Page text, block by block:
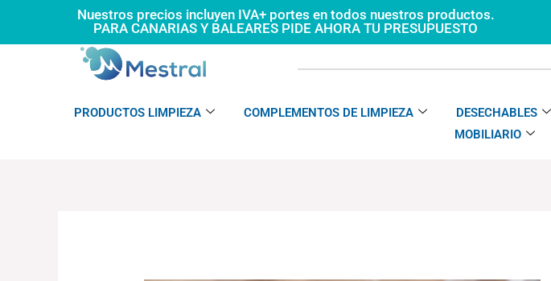
Nuestros precios incluyen IVA+ portes en todos nuestros productos.
PARA CANARIAS Y BALEARES PIDE AHORA TU PRESUPUESTO
PRODUCTOS LIMPIEZA COMPLEMENTOS DE LIMPIEZA DESECHABLES
MOBILIARIO